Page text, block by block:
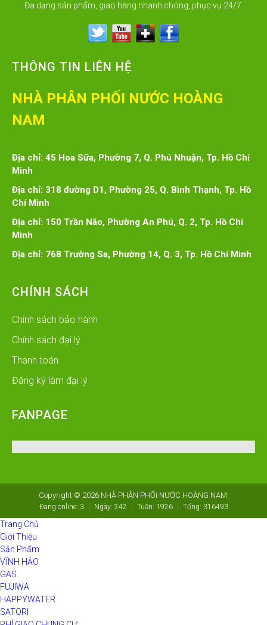
Đa dạng sản phẩm, giao hàng nhanh chóng, phục vụ 24/7.
THÔNG TIN LIÊN HỆ
NHÀ PHÂN PHỐI NƯỚC HOÀNG
NAM
Địa chỉ: 45 Hoa Sữa, Phường 7, Q. Phú Nhuận, Tp. Hồ Chí
Minh
Địa chỉ: 318 đường D1, Phường 25, Q. Bình Thạnh, Tp. Hồ
Chí Minh
Địa chỉ: 150 Trần Não, Phường An Phú, Q. 2, Tp. Hồ Chí
Minh
Địa chỉ: 768 Trường Sa, Phường 14, Q. 3, Tp. Hồ Chí Minh
CHÍNH SÁCH
Chính sách bảo hành
Chính sách đại lý
Thanh toán
Đăng ký làm đại lý
FANPAGE
Copyright © 2026 NHÀ PHÂN PHỐI NƯỚC HOÀNG NAM.
Đang online: 3 Ngày: 242 Tuần: 1926 Tổng: 316493
Trang Chủ
Giới Thiệu
Sản Phẩm
VĨNH HẢO
GAS
FUJIWA
HAPPYWATER
SATORI